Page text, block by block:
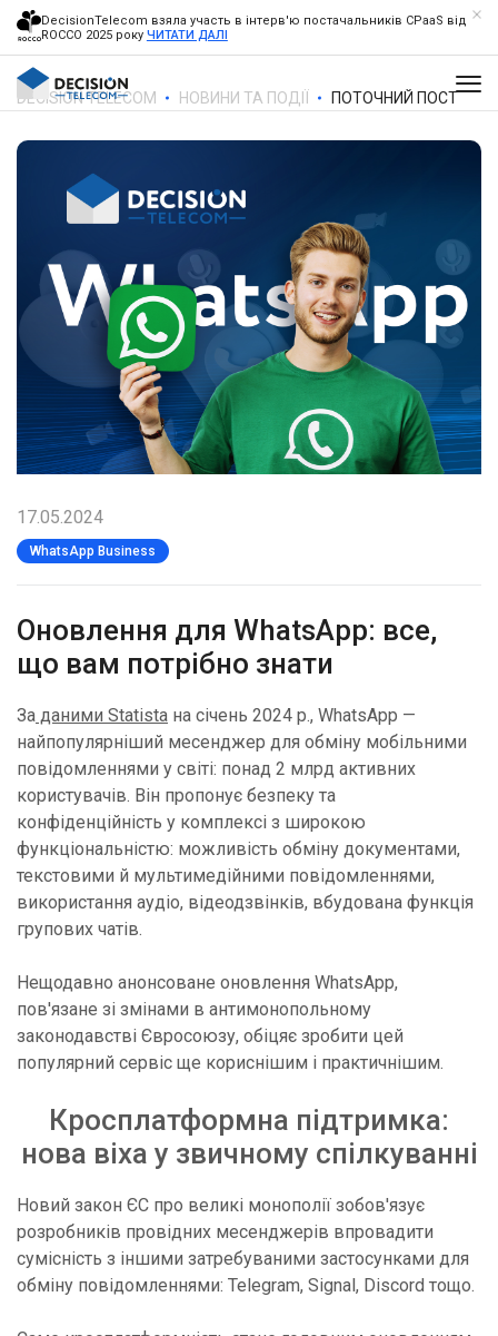
DecisionTelecom взяла участь в інтерв'ю постачальників CPaaS від
ROCCO 2025 року ЧИТАТИ ДАЛІ
DECISION TELECOM НОВИНИ ТА ПОДІЇ ПОТОЧНИЙ ПОСТ
17.05.2024
WhatsApp Business
Оновлення для WhatsApp: все,
що вам потрібно знати
За даними Statista на січень 2024 р., WhatsApp —
найпопулярніший месенджер для обміну мобільними
повідомленнями у світі: понад 2 млрд активних
користувачів. Він пропонує безпеку та
конфіденційність у комплексі з широкою
функціональністю: можливість обміну документами,
текстовими й мультимедійними повідомленнями,
використання аудіо, відеодзвінків, вбудована функція
групових чатів.
Нещодавно анонсоване оновлення WhatsApp,
пов'язане зі змінами в антимонопольному
законодавстві Євросоюзу, обіцяє зробити цей
популярний сервіс ще кориснішим і практичнішим.
Кросплатформна підтримка:
нова віха у звичному спілкуванні
Новий закон ЄС про великі монополії зобов'язує
розробників провідних месенджерів впровадити
сумісність з іншими затребуваними застосунками для
обміну повідомленнями: Telegram, Signal, Discord тощо.